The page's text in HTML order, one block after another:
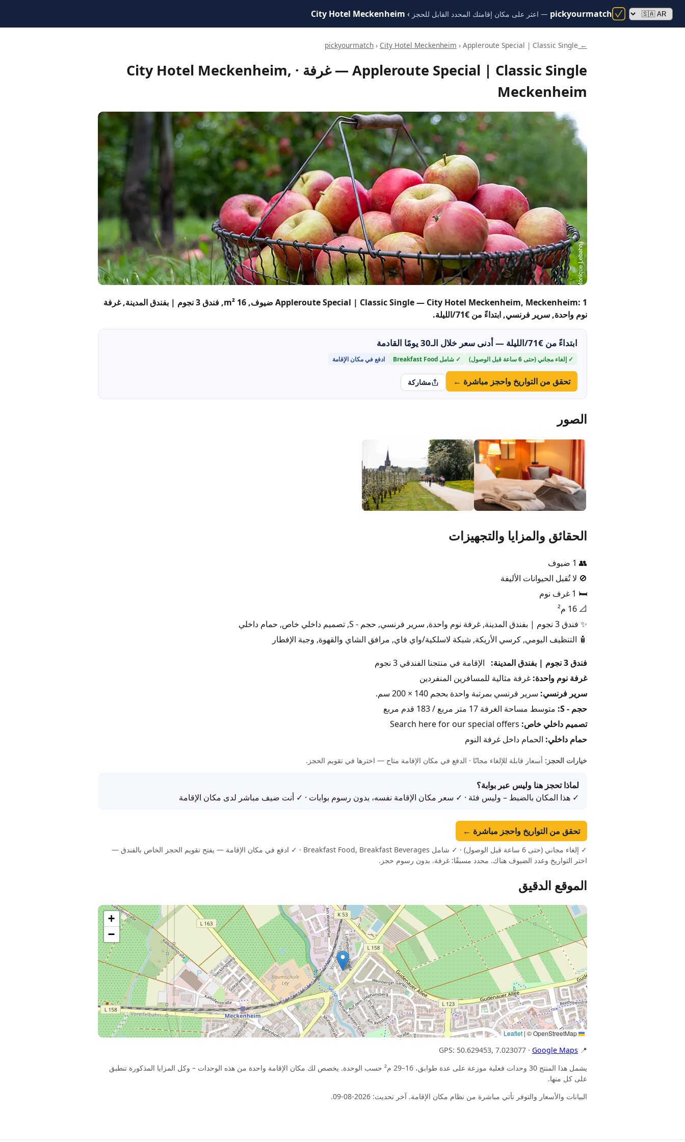
pickyourmatch — اعثر على مكان إقامتك المحدد القابل للحجز ›
City Hotel Meckenheim
← pickyourmatch
› City Hotel Meckenheim › Appleroute Special | Classic Single
Appleroute Special | Classic Single — غرفة · City Hotel Meckenheim,
Meckenheim
Appleroute Special | Classic Single — City Hotel Meckenheim, Meckenheim: 1 ضيوف, 16 m², فندق 3 نجوم | بفندق المدينة, غرفة
نوم واحدة, سرير فرنسي, ابتداءً من €71/الليلة.
ابتداءً من €71/الليلة — أدنى سعر خلال الـ30 يومًا القادمة
✓ إلغاء مجاني (حتى 6 ساعة قبل الوصول) ✓ شامل Breakfast Food ادفع في مكان الإقامة
تحقق من التواريخ واحجز مباشرة ← مشاركة
الصور
الحقائق والمزايا والتجهيزات
👥 1 ضيوف
🚫 لا تُقبل الحيوانات الأليفة
🛏️ 1 غرف نوم
📐 16 م²
✨ فندق 3 نجوم | بفندق المدينة, غرفة نوم واحدة, سرير فرنسي, حجم - S, تصميم داخلي خاص, حمام داخلي
🧴 التنظيف اليومي, كرسي الأريكة, شبكة لاسلكية/واي فاي, مرافق الشاي والقهوة, وجبة الإفطار
فندق 3 نجوم | بفندق المدينة:
الإقامة في منتجنا الفندقي 3 نجوم
غرفة نوم واحدة: غرفة مثالية للمسافرين المنفردين
سرير فرنسي: سرير فرنسي بمرتبة واحدة بحجم 140 × 200 سم.
حجم - S:
متوسط مساحة الغرفة 17 متر مربع / 183 قدم مربع
تصميم داخلي خاص:
حمام داخلي: الحمام داخل غرفة النوم
خيارات الحجز: أسعار قابلة للإلغاء مجانًا · الدفع في مكان الإقامة متاح — اخترها في تقويم الحجز.
لماذا تحجز هنا وليس عبر بوابة؟
✓ هذا المكان بالضبط – وليس فئة · ✓ سعر مكان الإقامة نفسه، بدون رسوم بوابات · ✓ أنت ضيف مباشر لدى مكان الإقامة
تحقق من التواريخ واحجز مباشرة ←
✓ إلغاء مجاني (حتى 6 ساعة قبل الوصول) · ✓ شامل Breakfast Food, Breakfast Beverages · ✓ ادفع في مكان الإقامة — يفتح تقويم الحجز الخاص بالفندق —
اختر التواريخ وعدد الضيوف هناك. محدد مسبقًا: غرفة. بدون رسوم حجز.
الموقع الدقيق
+
−
Leaflet
| © OpenStreetMap
📍 GPS: 50.629453, 7.023077 ·
Google Maps
يشمل هذا المنتج 30 وحدات فعلية موزعة على عدة طوابق، 16–29 م² حسب الوحدة. يخصص لك مكان الإقامة واحدة من هذه الوحدات – وكل المزايا المذكورة تنطبق
على كل منها.
البيانات والأسعار والتوفر تأتي مباشرة من نظام مكان الإقامة. آخر تحديث: 2026-08-09.